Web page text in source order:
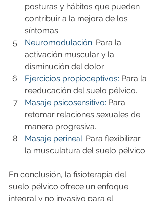
posturas y hábitos que pueden
contribuir a la mejora de los
síntomas.
Neuromodulación: Para la
activación muscular y la
disminución del dolor.
Ejercicios propioceptivos: Para la
reeducación del suelo pélvico.
Masaje psicosensitivo: Para
retomar relaciones sexuales de
manera progresiva.
Masaje perineal: Para flexibilizar
la musculatura del suelo pélvico.
En conclusión, la fisioterapia del
suelo pélvico ofrece un enfoque
integral y no invasivo para el